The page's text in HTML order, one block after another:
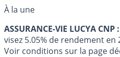
À la une
ASSURANCE-VIE LUCYA CNP :
visez 5.05% de rendement en
Voir conditions sur la page